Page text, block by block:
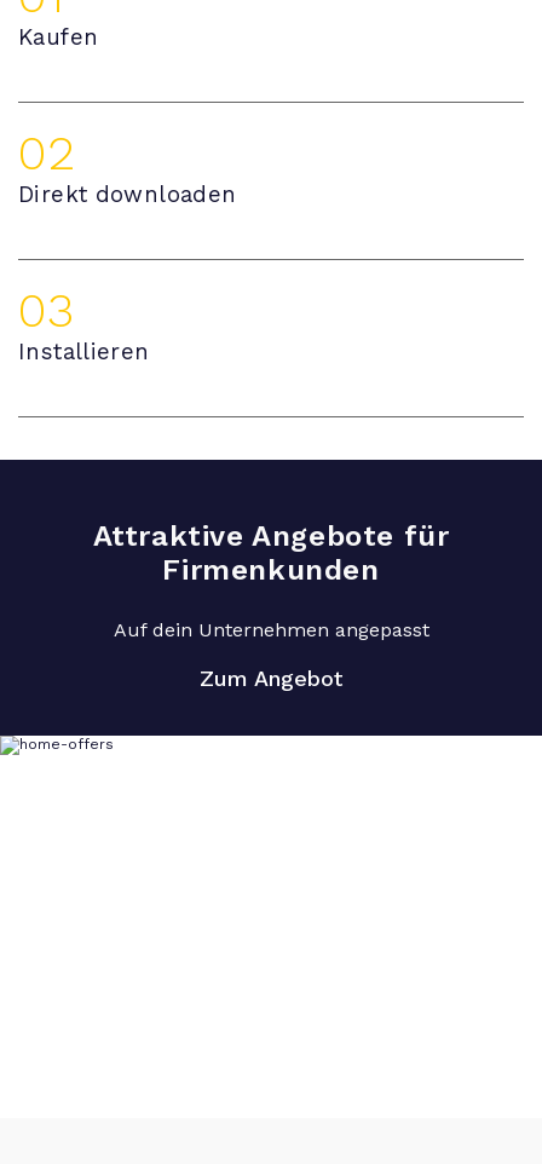
Kaufen
02
Direkt downloaden
03
Installieren
Attraktive Angebote für
Firmenkunden
Auf dein Unternehmen angepasst
Zum Angebot